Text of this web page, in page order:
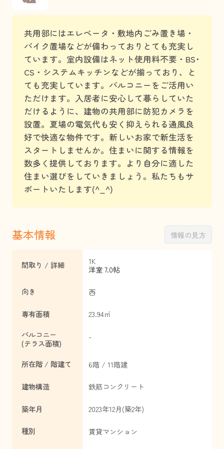
共用部にはエレベータ・敷地内ごみ置き場・
バイク置場などが備わっておりとても充実し
ています。室内設備はネット使用料不要・BS･
CS・システムキッチンなどが揃っており、と
ても充実しています。バルコニーをご活用い
ただけます。入居者に安心して暮らしていた
だけるように、建物の共用部に防犯カメラを
設置。夏場の電気代も安く抑えられる通風良
好で快適な物件です。新しいお家で新生活を
スタートしませんか。住まいに関する情報を
数多く提供しております。より自分に適した
住まい選びをしていきましょう。私たちもサ
ポートいたします(^_^)
基本情報 情報の見方
間取り / 詳細
1K
洋室 7.0帖
向き 西
専有面積
23.94㎡
バルコニー
(テラス面積)
-
所在階 / 階建て 6階 / 11階建
建物構造 鉄筋コンクリート
築年月 2023年12月(築2年)
種別 賃貸マンション